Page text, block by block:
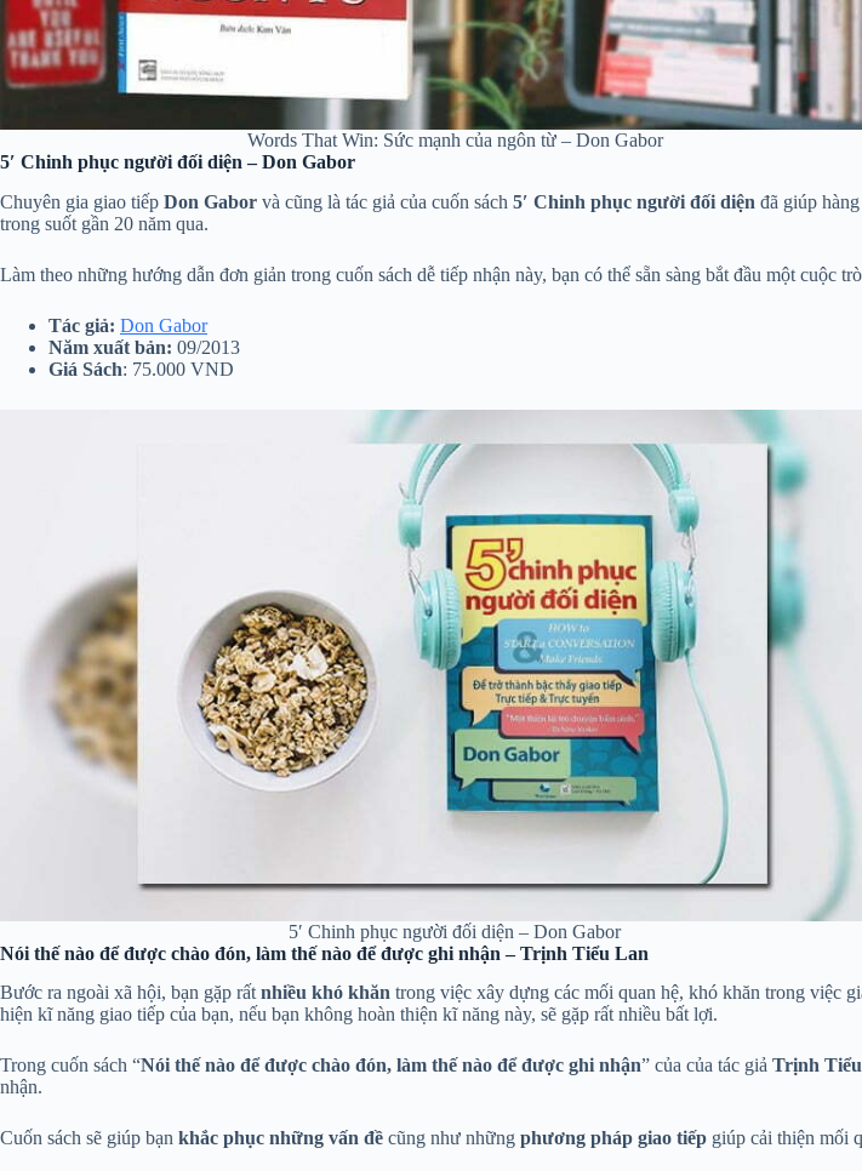
Words That Win: Sức mạnh của ngôn từ – Don Gabor
5′ Chinh phục người đối diện – Don Gabor
Chuyên gia giao tiếp Don Gabor và cũng là tác giả của cuốn sách 5′ Chinh phục người đối diện đã giúp
trong suốt gần 20 năm qua.
Làm theo những hướng dẫn đơn giản trong cuốn sách dễ tiếp nhận này, bạn có thể sẵn sàng bắt đầu một cuộc
Tác giả: Don Gabor
Năm xuất bản: 09/2013
Giá Sách: 75.000 VND
5′ Chinh phục người đối diện – Don Gabor
Nói thế nào để được chào đón, làm thế nào để được ghi nhận – Trịnh Tiểu Lan
Bước ra ngoài xã hội, bạn gặp rấtnhiều khó khăn trong việc xây dựng các mối quan hệ, khó khăn trong việc
hiện kĩ năng giao tiếp của bạn, nếu bạn không hoàn thiện kĩ năng này, sẽ gặp rất nhiều bất lợi.
Trong cuốn sách “Nói thế nào để được chào đón, làm thế nào để được ghi nhận” của của tác giả Trịnh
nhận.
Cuốn sách sẽ giúp bạn khắc phục những vấn đề cũng như những phương pháp giao tiếp giúp cải thiện mối